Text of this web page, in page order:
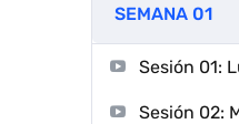
SEMANA 01
Sesión 01:
Sesión 02: